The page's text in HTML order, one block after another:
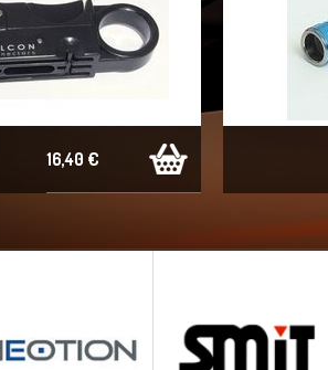
16,40 €